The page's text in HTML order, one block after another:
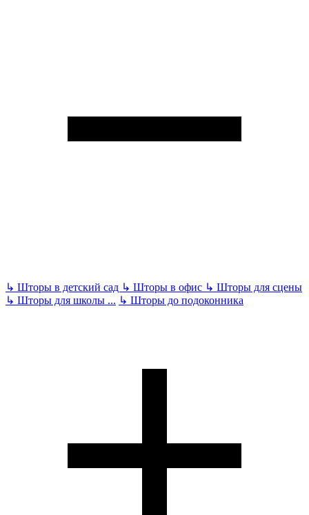
↳ Шторы в детский сад ↳ Шторы в офис ↳ Шторы для сцены
↳ Шторы для школы ... ↳ Шторы до подоконника